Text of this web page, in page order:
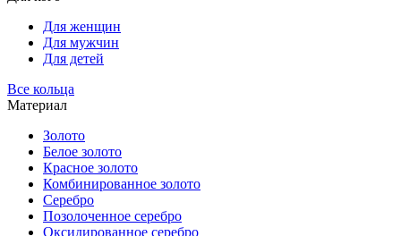
Для женщин
Для мужчин
Для детей
Все кольца
Материал
Золото
Белое золото
Красное золото
Комбинированное золото
Серебро
Позолоченное серебро
Оксидированное серебро